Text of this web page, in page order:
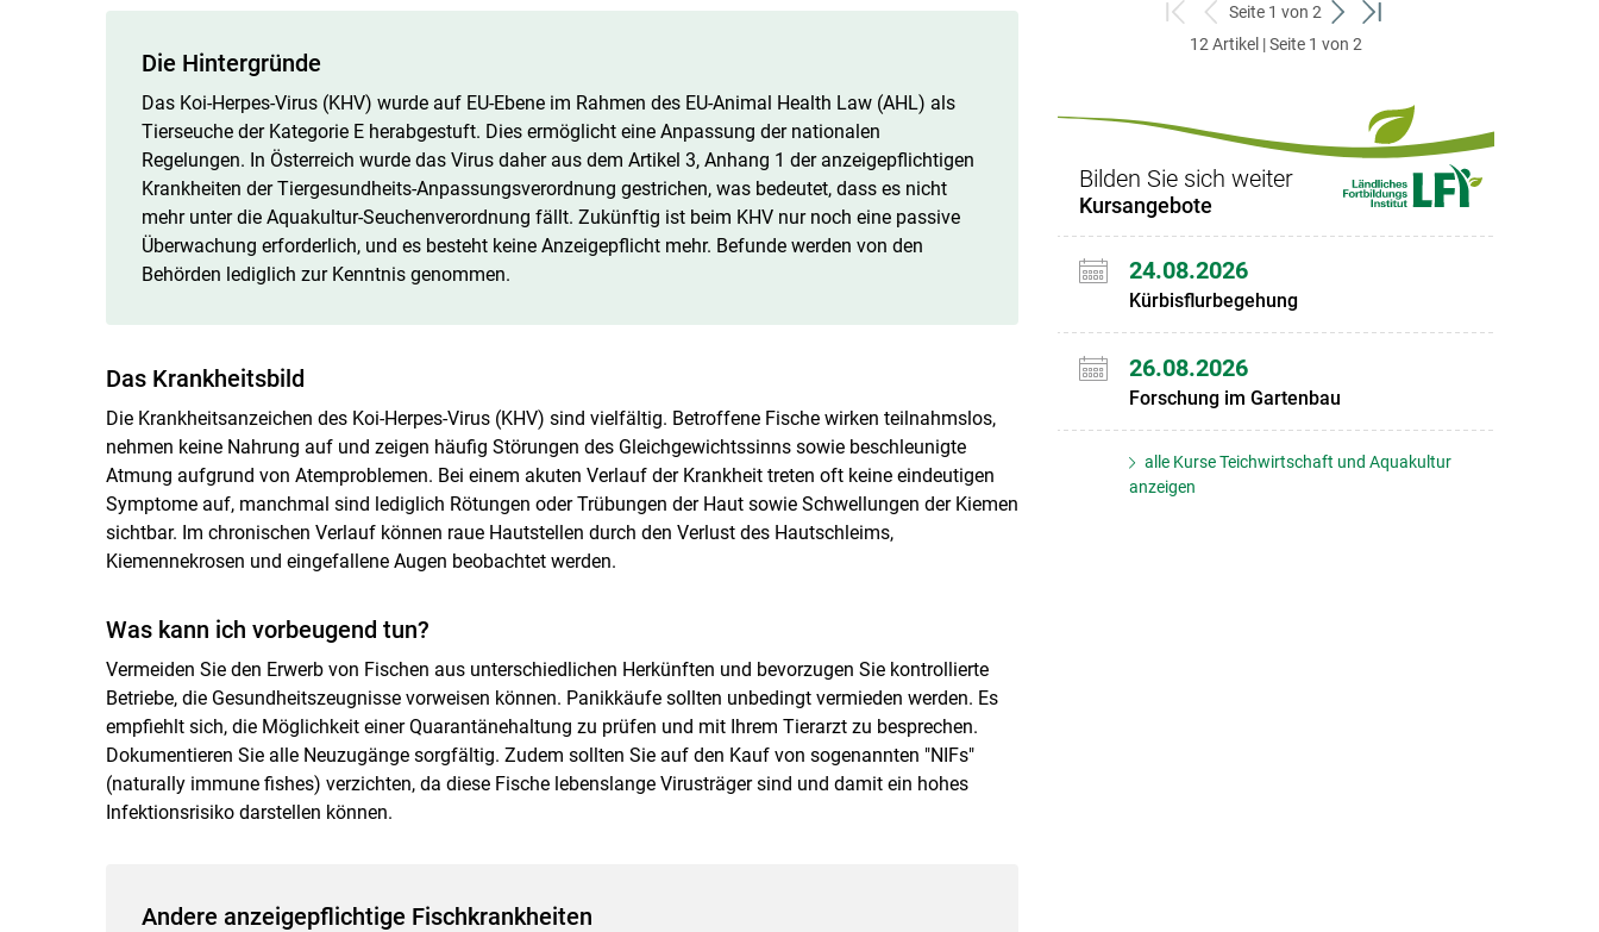
Die Hintergründe
Das Koi-Herpes-Virus (KHV) wurde auf EU-Ebene im Rahmen des EU-Animal Health Law (AHL) als
Tierseuche der Kategorie E herabgestuft. Dies ermöglicht eine Anpassung der nationalen
Regelungen. In Österreich wurde das Virus daher aus dem Artikel 3, Anhang 1 der anzeigepflichtigen
Krankheiten der Tiergesundheits-Anpassungsverordnung gestrichen, was bedeutet, dass es nicht
mehr unter die Aquakultur-Seuchenverordnung fällt. Zukünftig ist beim KHV nur noch eine passive
Überwachung erforderlich, und es besteht keine Anzeigepflicht mehr. Befunde werden von den
Behörden lediglich zur Kenntnis genommen.
Das Krankheitsbild
Die Krankheitsanzeichen des Koi-Herpes-Virus (KHV) sind vielfältig. Betroffene Fische wirken teilnahmslos,
nehmen keine Nahrung auf und zeigen häufig Störungen des Gleichgewichtssinns sowie beschleunigte
Atmung aufgrund von Atemproblemen. Bei einem akuten Verlauf der Krankheit treten oft keine eindeutigen
Symptome auf, manchmal sind lediglich Rötungen oder Trübungen der Haut sowie Schwellungen der Kiemen
sichtbar. Im chronischen Verlauf können raue Hautstellen durch den Verlust des Hautschleims,
Kiemennekrosen und eingefallene Augen beobachtet werden.
Was kann ich vorbeugend tun?
Vermeiden Sie den Erwerb von Fischen aus unterschiedlichen Herkünften und bevorzugen Sie kontrollierte
Betriebe, die Gesundheitszeugnisse vorweisen können. Panikkäufe sollten unbedingt vermieden werden. Es
empfiehlt sich, die Möglichkeit einer Quarantänehaltung zu prüfen und mit Ihrem Tierarzt zu besprechen.
Dokumentieren Sie alle Neuzugänge sorgfältig. Zudem sollten Sie auf den Kauf von sogenannten "NIFs"
(naturally immune fishes) verzichten, da diese Fische lebenslange Virusträger sind und damit ein hohes
Infektionsrisiko darstellen können.
Andere anzeigepflichtige Fischkrankheiten
zum
ersten
zurück
zum
Seite 1 von 2
weiter
zum
zum
12 Artikel | Seite 1 von 2
Bilden Sie sich weiter
Kursangebote
24.08.2026
Kürbisflurbegehung
26.08.2026
Forschung im Gartenbau
alle Kurse Teichwirtschaft und Aquakultur
anzeigen